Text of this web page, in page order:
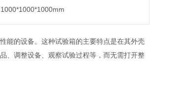
1000*1000*1000mm
能的设备。这种试验箱的主要特点是在其外壳
、调整设备、观察试验过程等，而无需打开整